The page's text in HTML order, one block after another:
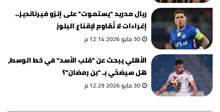
ريال مدريد "يستموت" على إنزو فيرنانديز..
إغراءات لا تُقاوم لإقناع البلوز
30 مايو 2026 12:14 م
الأهلي يبحث عن "قلب الأسد" في خط الوسط،
هل سيضحّي بـ "بن رمضان"؟
30 مايو 2026 12:29 م